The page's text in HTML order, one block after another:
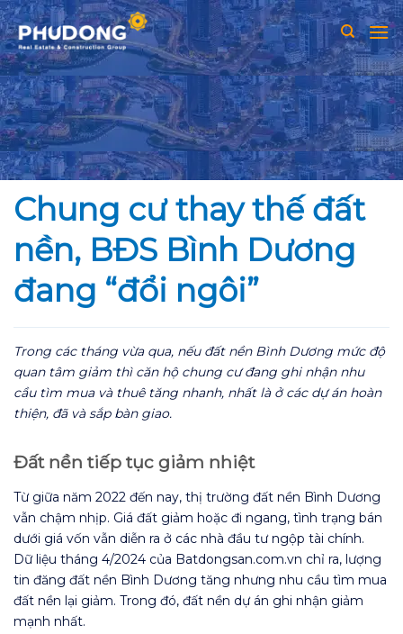
Skip
to
content
Chung cư thay thế đất
nền, BĐS Bình Dương
đang “đổi ngôi”
Trong các tháng vừa qua, nếu đất nền Bình Dương mức độ
quan tâm giảm thì căn hộ chung cư đang ghi nhận nhu
cầu tìm mua và thuê tăng nhanh, nhất là ở các dự án hoàn
thiện, đã và sắp bàn giao.
Đất nền tiếp tục giảm nhiệt
Từ giữa năm 2022 đến nay, thị trường đất nền Bình Dương
vẫn chậm nhịp. Giá đất giảm hoặc đi ngang, tình trạng bán
dưới giá vốn vẫn diễn ra ở các nhà đầu tư ngộp tài chính.
Dữ liệu tháng 4/2024 của Batdongsan.com.vn chỉ ra, lượng
tin đăng đất nền Bình Dương tăng nhưng nhu cầu tìm mua
đất nền lại giảm. Trong đó, đất nền dự án ghi nhận giảm
mạnh nhất.